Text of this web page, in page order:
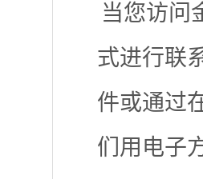
当您访问
式进行联
件或通过
们用电子